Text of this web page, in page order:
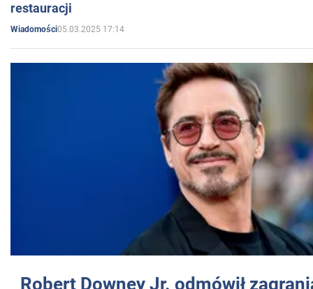
restauracji
Wiadomości05.03.2025 17:14
Robert Downey Jr. odmówił